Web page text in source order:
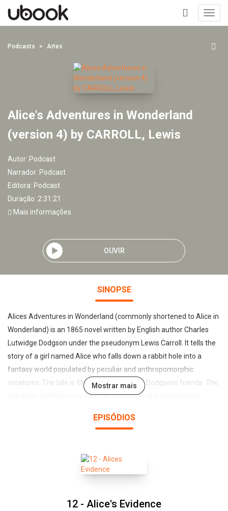
+
Podcasts Artes
Alice's Adventures in Wonderland
(version 4) by CARROLL, Lewis
Autor: Podcast
Narrador: Podcast
Editora: Podcast
Duração: 2:31:21
Mais informações
OUVIR
SINOPSE
Alices Adventures in Wonderland (commonly shortened to Alice in
Wonderland) is an 1865 novel written by English author Charles
Lutwidge Dodgson under the pseudonym Lewis Carroll. It tells the
story of a girl named Alice who falls down a rabbit hole into a
fantasy world populated by peculiar and anthropomorphic
creatures. The tale is filled with allusions to Dodgsons friends. The
tale plays with logic in ways that have given the story lasting
of the best examples of the literary nonsense genre, and its
Mostrar mais
EPISÓDIOS
12 - Alice's Evidence